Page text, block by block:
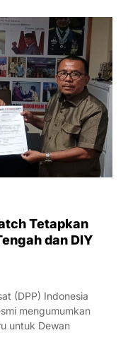
Tetapkan
dan DIY
(DPP) Indonesia
mengumumkan
untuk Dewan